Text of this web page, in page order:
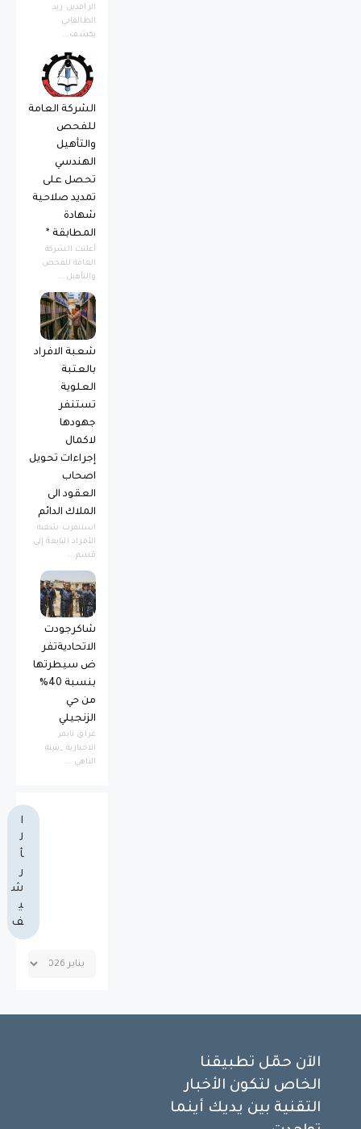
الرافدين زيد
الطالقاني
يكشف...
الشركة العامة
للفحص
والتأهيل
الهندسي
تحصل على
تمديد صلاحية
شهادة
المطابقة *
أعلنت الشركة
العامة للفحص
والتأهيل...
شعبة الافراد
بالعتبة
العلوية
تستنفر
جهودها
لاكمال
إجراءات تحويل
اصحاب
العقود الى
الملاك الدائم
استنفرت شعبة
الأفراد التابعة إلى
قسم...
شاكرجودت
الاتحاديةتفر
ض سيطرتها
بنسبة 40%
من حي
الزنجيلي
عراق تايمز
الاخبارية _بثينة
الناهي ...
ا
ل
أ
ر
ش
ي
ف
الآن حمّل تطبيقنا
الخاص لتكون الأخبار
التقنية بين يديك أينما